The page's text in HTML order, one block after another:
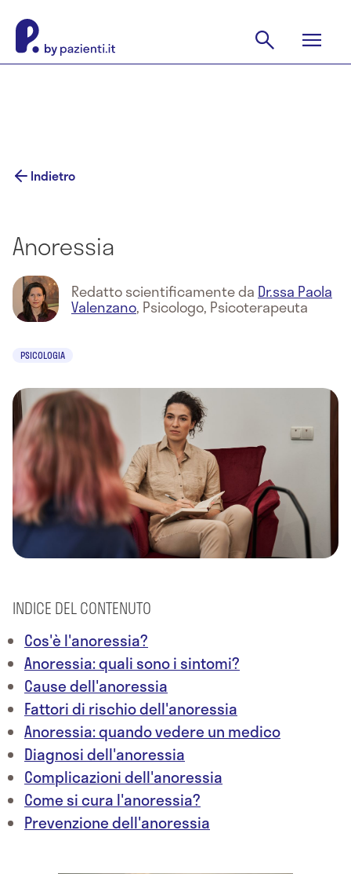
Indietro
Anoressia
Redatto scientificamente da Dr.ssa Paola
Valenzano, Psicologo, Psicoterapeuta
PSICOLOGIA
INDICE DEL CONTENUTO
Cos'è l'anoressia?
Anoressia: quali sono i sintomi?
Cause dell'anoressia
Fattori di rischio dell'anoressia
Anoressia: quando vedere un medico
Diagnosi dell'anoressia
Complicazioni dell'anoressia
Come si cura l'anoressia?
Prevenzione dell'anoressia